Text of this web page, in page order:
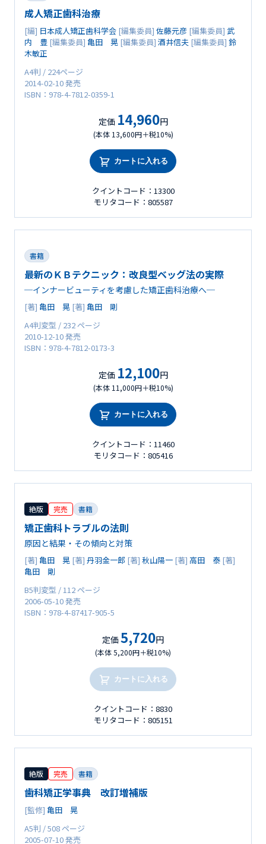
成人矯正歯科治療
[編] 日本成人矯正歯科学会 [編集委員] 佐藤元彦 [編集委員] 武
内 豊 [編集委員] 亀田 晃 [編集委員] 酒井信夫 [編集委員] 鈴
木敏正
A4判 / 224ページ
2014-02-10 発売
ISBN：978-4-7812-0359-1
定価 14,960円
(本体 13,600円＋税10%)
カートに入れる
クイントコード：13300
モリタコード：805587
書籍
最新のＫＢテクニック：改良型ベッグ法の実際
─インナービューティを考慮した矯正歯科治療へ─
[著] 亀田 晃 [著] 亀田 剛
A4判変型 / 232 ページ
2010-12-10 発売
ISBN：978-4-7812-0173-3
定価 12,100円
(本体 11,000円＋税10%)
カートに入れる
クイントコード：11460
モリタコード：805416
絶版 完売 書籍
矯正歯科トラブルの法則
原因と結果・その傾向と対策
[著] 亀田 晃 [著] 丹羽金一郎 [著] 秋山陽一 [著] 高田 泰 [著]
亀田 剛
B5判変型 / 112 ページ
2006-05-10 発売
ISBN：978-4-87417-905-5
定価 5,720円
(本体 5,200円＋税10%)
カートに入れる
クイントコード：8830
モリタコード：805151
絶版 完売 書籍
歯科矯正学事典 改訂増補版
[監修] 亀田 晃
A5判 / 508 ページ
2005-07-10 発売